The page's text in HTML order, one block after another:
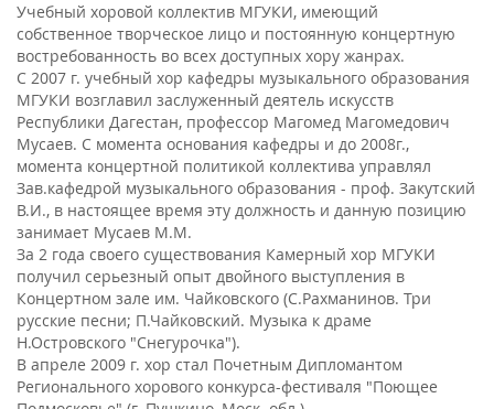
Учебный хоровой коллектив МГУКИ, имеющий
собственное творческое лицо и постоянную концертную
востребованность во всех доступных хору жанрах.
С 2007 г. учебный хор кафедры музыкального образования
МГУКИ возглавил заслуженный деятель искусств
Республики Дагестан, профессор Магомед Магомедович
Мусаев. С момента основания кафедры и до 2008г.,
момента концертной политикой коллектива управлял
Зав.кафедрой музыкального образования - проф. Закутский
В.И., в настоящее время эту должность и данную позицию
занимает Мусаев М.М.
За 2 года своего существования Камерный хор МГУКИ
получил серьезный опыт двойного выступления в
Концертном зале им. Чайковского (С.Рахманинов. Три
русские песни; П.Чайковский. Музыка к драме
Н.Островского "Снегурочка").
В апреле 2009 г. хор стал Почетным Дипломантом
Регионального хорового конкурса-фестиваля "Поющее